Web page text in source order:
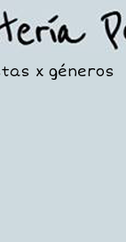
x géneros